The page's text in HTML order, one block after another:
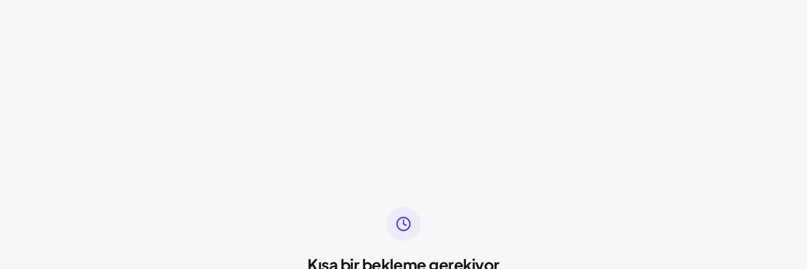
Kısa bir bekleme gerekiyor